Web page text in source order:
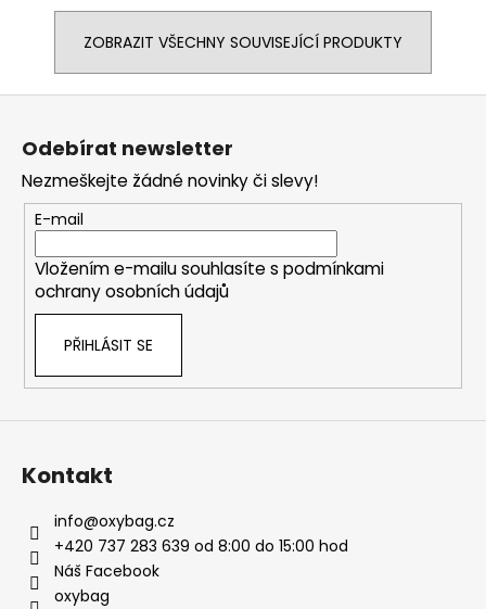
ZOBRAZIT VŠECHNY SOUVISEJÍCÍ PRODUKTY
Z
Odebírat newsletter
Nezmeškejte žádné novinky či slevy!
E-mail
Vložením e-mailu souhlasíte s podmínkami
ochrany osobních údajů
PŘIHLÁSIT SE
Kontakt
info@oxybag.cz
+420 737 283 639 od 8:00 do 15:00 hod
Náš Facebook
oxybag